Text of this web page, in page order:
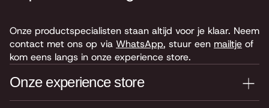
Onze productspecialisten staan altijd voor je klaar. Neem
contact met ons op via WhatsApp, stuur een mailtje of
kom eens langs in onze experience store.
Onze experience store